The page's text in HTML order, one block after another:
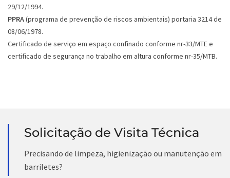
29/12/1994.
PPRA(programa de prevenção de riscos ambientais) portaria 3214 de
08/06/1978.
Certificado de serviço em espaço confinado conforme nr-33/MTE e
certificado de segurança no trabalho em altura conforme nr-35/MTB.
Solicitação de Visita Técnica
Precisando de limpeza, higienização ou manutenção em
barriletes?